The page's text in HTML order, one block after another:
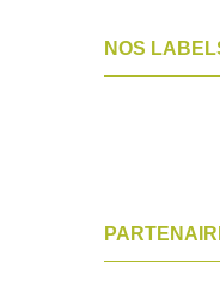
NOS